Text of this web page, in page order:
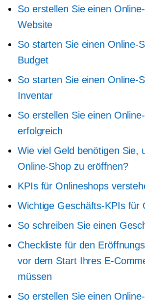
So erstellen Sie einen
Website
So starten Sie einen Online-
Budget
So starten Sie einen Online-
Inventar
So erstellen Sie einen
erfolgreich
Wie viel Geld benötigen Sie,
Online-Shop zu eröffnen?
KPIs für Onlineshops
Wichtige Geschäfts-KPIs für
So schreiben Sie einen
Checkliste für den
vor dem Start Ihres E-
müssen
So erstellen Sie einen